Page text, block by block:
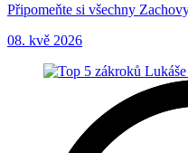
Připomeňte si všechny
08. kvě 2026